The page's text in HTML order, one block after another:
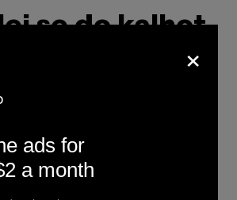
se do kalhot
se nám tu chlap udělá do
Tančíte mu na klíně a
to, ucítíte to na noze
„Co to je sakra?” Upadne
„Prostě jsem se udělal.”
×
ads for
a month